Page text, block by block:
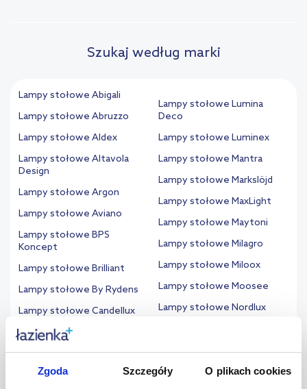
Zgoda Szczegóły O plikach cookies
Szukaj według marki
Lampy stołowe Abigali
Lampy stołowe Abruzzo
Lampy stołowe Aldex
Lampy stołowe Altavola
Design
Lampy stołowe Argon
Lampy stołowe Aviano
Lampy stołowe BPS
Koncept
Lampy stołowe Brilliant
Lampy stołowe By Rydens
Lampy stołowe Candellux
Lampy stołowe CosmoLight
Lampy stołowe Eglo
Lampy stołowe Elstead
Lampy stołowe Lumina
Deco
Lampy stołowe Luminex
Lampy stołowe Mantra
Lampy stołowe Markslöjd
Lampy stołowe MaxLight
Lampy stołowe Maytoni
Lampy stołowe Milagro
Lampy stołowe Miloox
Lampy stołowe Moosee
Lampy stołowe Nordlux